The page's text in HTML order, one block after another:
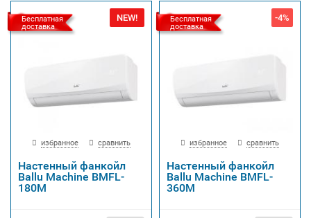
Бесплатная
доставка
NEW!
избранное сравнить
Настенный фанкойл
Ballu Machine BMFL-
180M
Бесплатная
доставка
-4%
избранное сравнить
Настенный фанкойл
Ballu Machine BMFL-
360M